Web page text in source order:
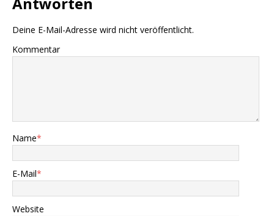
Deine E-Mail-Adresse wird nicht veröffentlicht.
Kommentar
Name*
E-Mail*
Website